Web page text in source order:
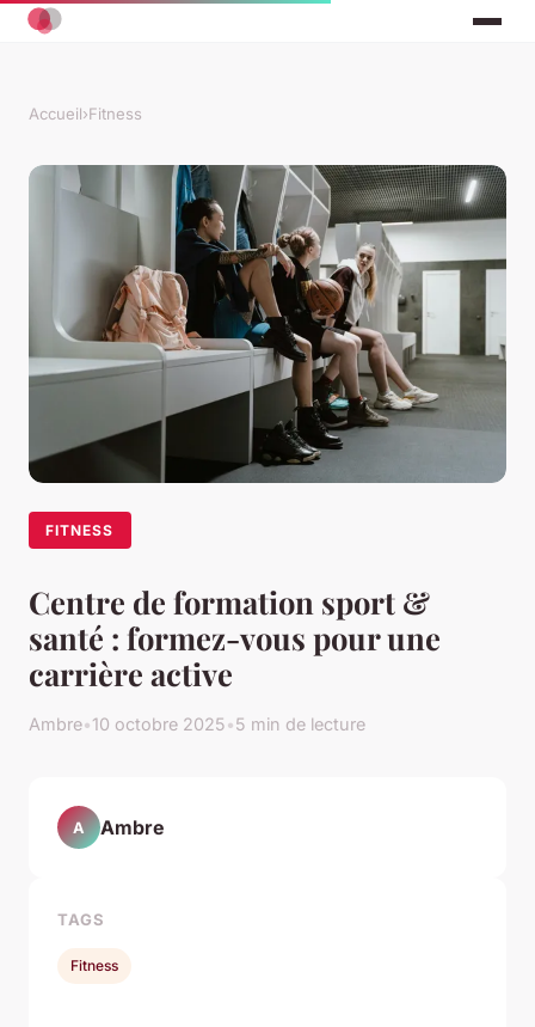
Accueil›Fitness
FITNESS
Centre de formation sport &
santé : formez-vous pour une
carrière active
Ambre•10 octobre 2025•5 min de lecture
A Ambre
TAGS
Fitness